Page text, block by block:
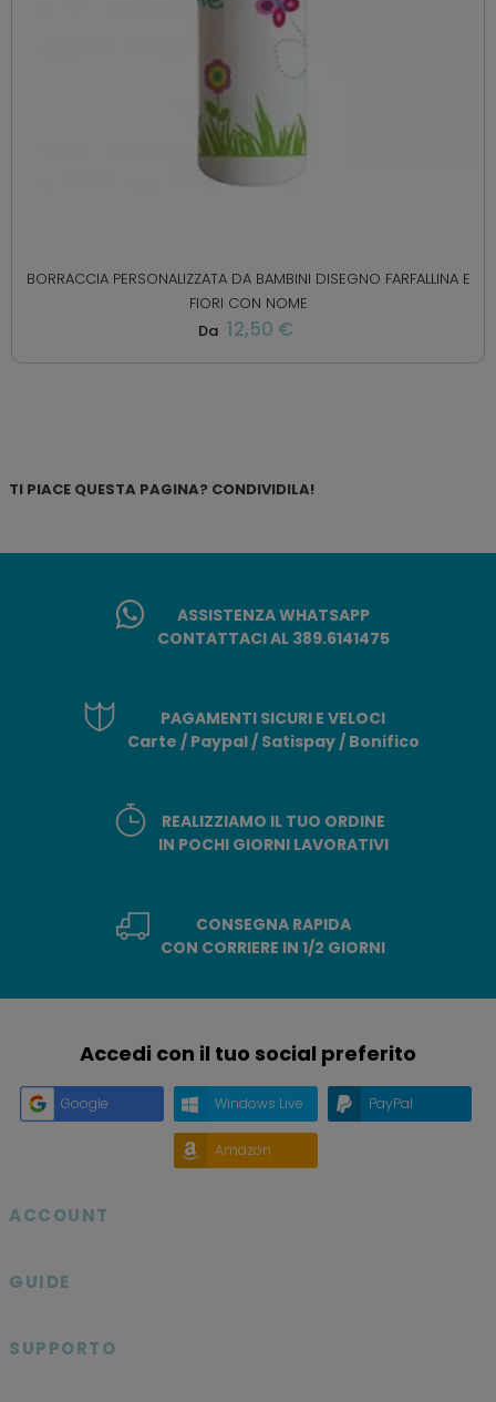
BORRACCIA PERSONALIZZATA DA BAMBINI DISEGNO FARFALLINA E
FIORI CON NOME
Da 12,50 €
TI PIACE QUESTA PAGINA? CONDIVIDILA!
ASSISTENZA WHATSAPP
CONTATTACI AL 389.6141475
PAGAMENTI SICURI E VELOCI
Carte / Paypal / Satispay / Bonifico
REALIZZIAMO IL TUO ORDINE
IN POCHI GIORNI LAVORATIVI
CONSEGNA RAPIDA
CON CORRIERE IN 1/2 GIORNI
Accedi con il tuo social preferito
Google Windows Live PayPal
Amazon
ACCOUNT
GUIDE
SUPPORTO